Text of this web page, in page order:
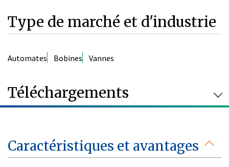
Type de marché et d'industrie
Automates Bobines Vannes
Téléchargements
Caractéristiques et avantages